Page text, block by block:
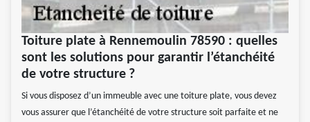
Toiture plate à Rennemoulin 78590 : quelles
sont les solutions pour garantir l’étanchéité
de votre structure ?
Si vous disposez d’un immeuble avec une toiture plate, vous devez
vous assurer que l’étanchéité de votre structure soit parfaite et ne